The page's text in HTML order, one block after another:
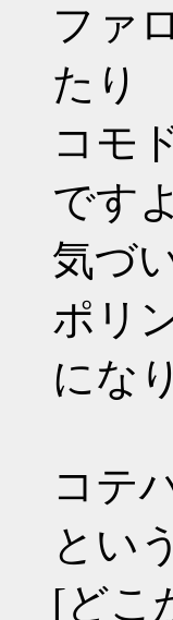
ファ
たり
コモ
ですよ
気づ
ポリ
にな
コテ
とい
[どこ